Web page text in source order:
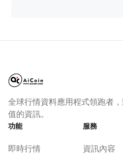
全球行情資料應用程式領跑者
值的資訊。
功能
即時行情
服務
資訊內容